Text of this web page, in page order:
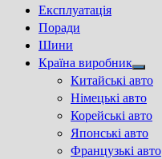
Експлуатація
Поради
Шини
Країна виробник
Show
sub
menu
Китайські авто
Німецькі авто
Корейські авто
Японські авто
Французькі авто